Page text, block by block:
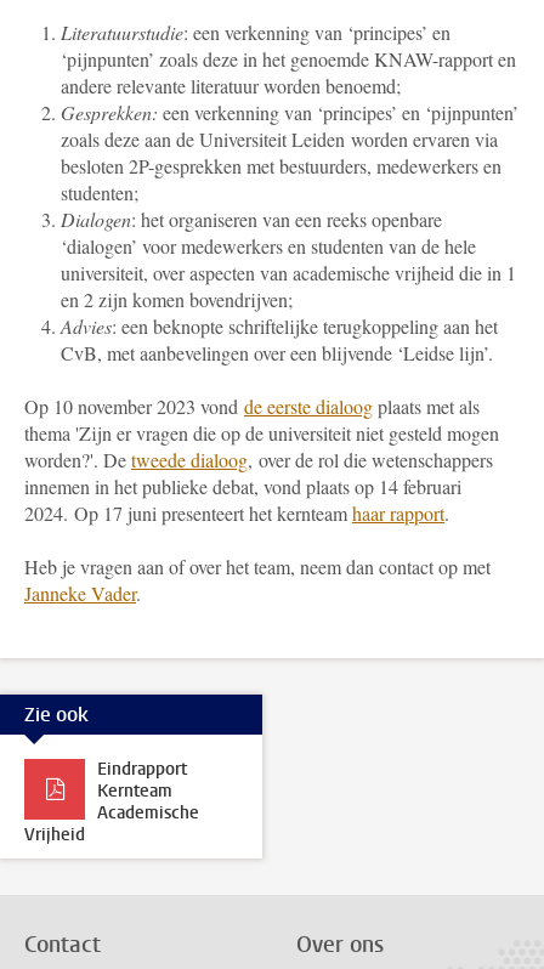
Literatuurstudie: een verkenning van ‘principes’ en
‘pijnpunten’ zoals deze in het genoemde KNAW-rapport en
andere relevante literatuur worden benoemd;
Gesprekken: een verkenning van ‘principes’ en ‘pijnpunten’
zoals deze aan de Universiteit Leiden worden ervaren via
besloten 2P-gesprekken met bestuurders, medewerkers en
studenten;
Dialogen: het organiseren van een reeks openbare
‘dialogen’ voor medewerkers en studenten van de hele
universiteit, over aspecten van academische vrijheid die in 1
en 2 zijn komen bovendrijven;
Advies: een beknopte schriftelijke terugkoppeling aan het
CvB, met aanbevelingen over een blijvende ‘Leidse lijn’.
Op 10 november 2023 vond de eerste dialoogplaats met als
thema 'Zijn er vragen die op de universiteit niet gesteld mogen
worden?'. Detweede dialoog, over de rol die wetenschappers
innemen in het publieke debat, vond plaats op 14 februari
2024. Op 17 juni presenteert het kernteamhaar rapport.
Heb je vragen aan of over het team, neem dan contact op met
Janneke Vader.
Zie ook
Eindrapport
Kernteam
Academische
Vrijheid
Contact Over ons